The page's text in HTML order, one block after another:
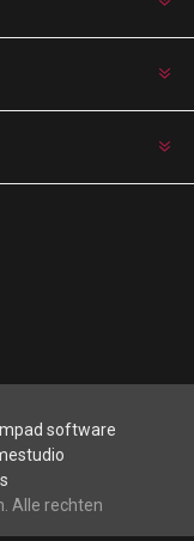
software
Alle rechten